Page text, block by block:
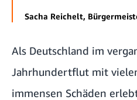
Sacha Reichelt,
Als Deutschland im
Jahrhundertflut mit
immensen Schäden